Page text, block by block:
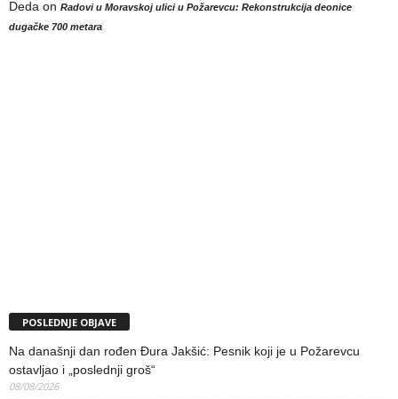
Deda on Radovi u Moravskoj ulici u Požarevcu: Rekonstrukcija deonice
dugačke 700 metara
POSLEDNJE OBJAVE
Na današnji dan rođen Đura Jakšić: Pesnik koji je u Požarevcu
ostavljao i „poslednji groš“
08/08/2026